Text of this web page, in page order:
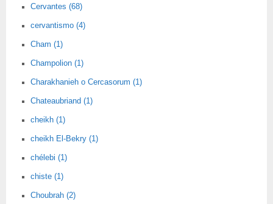
Cervantes (68)
cervantismo (4)
Cham (1)
Champolion (1)
Charakhanieh o Cercasorum (1)
Chateaubriand (1)
cheikh (1)
cheikh El-Bekry (1)
chélebi (1)
chiste (1)
Choubrah (2)